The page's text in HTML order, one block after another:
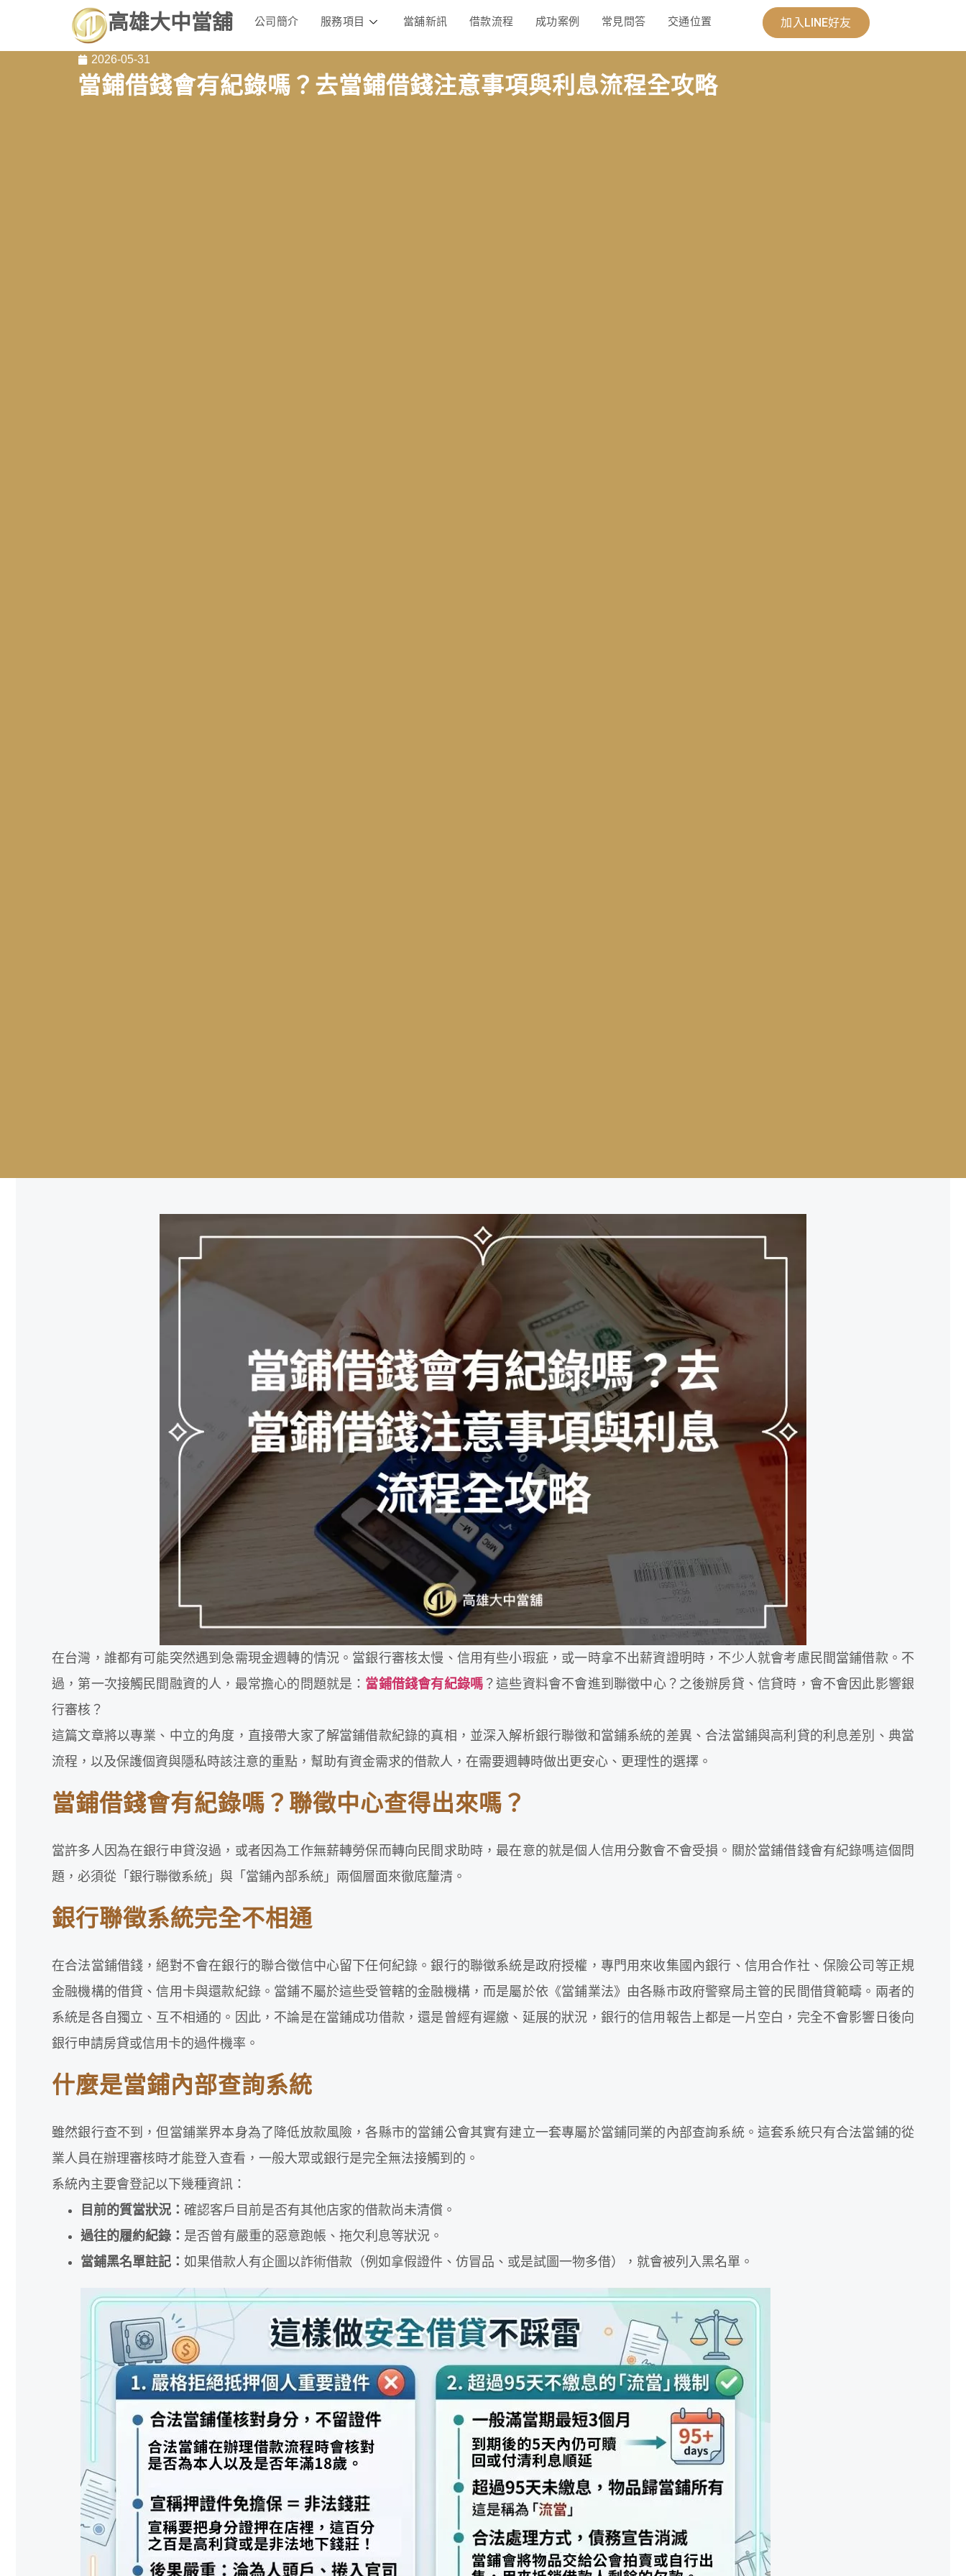
高雄大中當舖 公司簡介 服務項目 當舖新訊 借款流程 成功案例 常見問答 交通位置 加入LINE好友
2026-05-31
當鋪借錢會有紀錄嗎？去當鋪借錢注意事項與利息流程全攻略
在台灣，誰都有可能突然遇到急需現金週轉的情況。當銀行審核太慢、信用有些小瑕疵，或一時拿不出薪資證明時，不少人就會考慮民間當鋪借款。不
過，第一次接觸民間融資的人，最常擔心的問題就是： 當鋪借錢會有紀錄嗎 ？這些資料會不會進到聯徵中心？之後辦房貸、信貸時，會不會因此影響銀
行審核？
這篇文章將以專業、中立的角度，直接帶大家了解當鋪借款紀錄的真相，並深入解析銀行聯徵和當鋪系統的差異、合法當鋪與高利貸的利息差別、典當
流程，以及保護個資與隱私時該注意的重點，幫助有資金需求的借款人，在需要週轉時做出更安心、更理性的選擇。
當鋪借錢會有紀錄嗎？聯徵中心查得出來嗎？
當許多人因為在銀行申貸沒過，或者因為工作無薪轉勞保而轉向民間求助時，最在意的就是個人信用分數會不會受損。關於當鋪借錢會有紀錄嗎這個問
題，必須從「銀行聯徵系統」與「當鋪內部系統」兩個層面來徹底釐清。
銀行聯徵系統完全不相通
在合法當鋪借錢，絕對不會在銀行的聯合徵信中心留下任何紀錄。銀行的聯徵系統是政府授權，專門用來收集國內銀行、信用合作社、保險公司等正規
金融機構的借貸、信用卡與還款紀錄。當鋪不屬於這些受管轄的金融機構，而是屬於依《當鋪業法》由各縣市政府警察局主管的民間借貸範疇。兩者的
系統是各自獨立、互不相通的。因此，不論是在當鋪成功借款，還是曾經有遲繳、延展的狀況，銀行的信用報告上都是一片空白，完全不會影響日後向
銀行申請房貸或信用卡的過件機率。
什麼是當鋪內部查詢系統
雖然銀行查不到，但當鋪業界本身為了降低放款風險，各縣市的當鋪公會其實有建立一套專屬於當鋪同業的內部查詢系統。這套系統只有合法當鋪的從
業人員在辦理審核時才能登入查看，一般大眾或銀行是完全無法接觸到的。
系統內主要會登記以下幾種資訊：
目前的質當狀況： 確認客戶目前是否有其他店家的借款尚未清償。
過往的履約紀錄： 是否曾有嚴重的惡意跑帳、拖欠利息等狀況。
當鋪黑名單註記： 如果借款人有企圖以詐術借款（例如拿假證件、仿冒品、或是試圖一物多借），就會被列入黑名單。